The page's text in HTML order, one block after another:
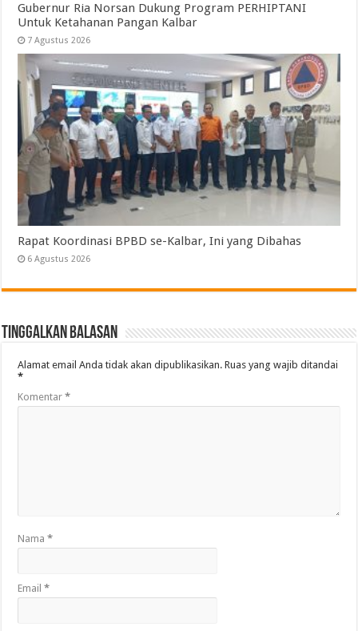
Gubernur Ria Norsan Dukung Program PERHIPTANI
Untuk Ketahanan Pangan Kalbar
7 Agustus 2026
Rapat Koordinasi BPBD se-Kalbar, Ini yang Dibahas
6 Agustus 2026
Tinggalkan Balasan
Alamat email Anda tidak akan dipublikasikan. Ruas yang wajib ditandai
*
Komentar*
Nama*
Email*